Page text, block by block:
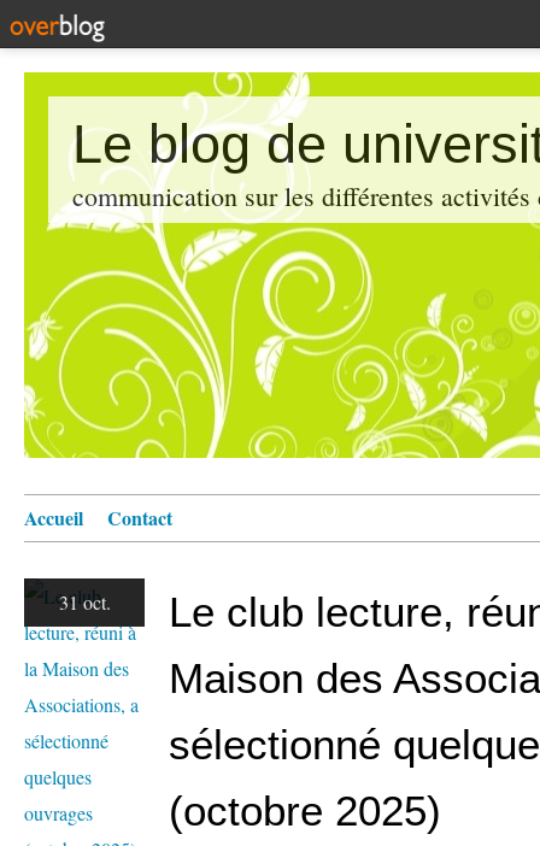
Le blog de
communication sur les différentes
Accueil Contact
31 oct.
Le club lecture,
Maison des
sélectionné
(octobre 2025)